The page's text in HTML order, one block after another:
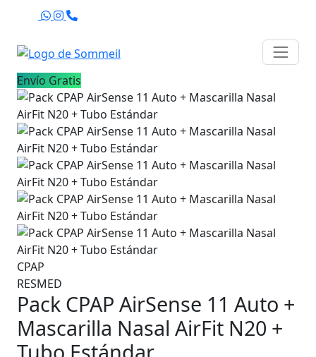
Envío Gratis
CPAP
RESMED
Pack CPAP AirSense 11 Auto +
Mascarilla Nasal AirFit N20 +